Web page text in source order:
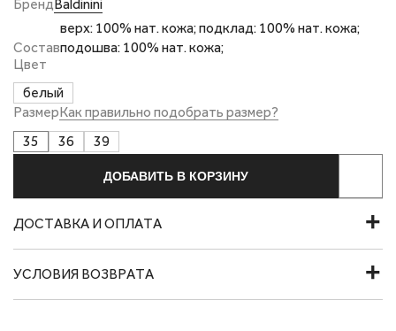
БрендBaldinini
Состав
верх: 100% нат. кожа; подклад: 100% нат. кожа;
подошва: 100% нат. кожа;
Цвет
белый
РазмерКак правильно подобрать размер?
35
36 39
ДОБАВИТЬ В КОРЗИНУ
ДОСТАВКА И ОПЛАТА
УСЛОВИЯ ВОЗВРАТА